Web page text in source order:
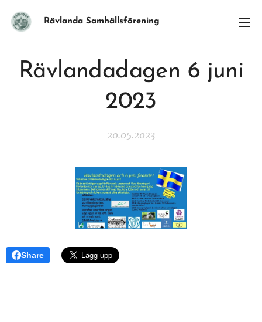
Rävlanda Samhällsförening
Rävlandadagen 6 juni
2023
20.05.2023
Share